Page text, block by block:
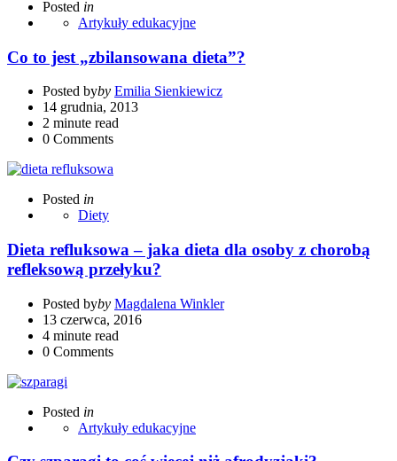
Posted in
Artykuły edukacyjne
Co to jest „zbilansowana dieta”?
Posted byby Emilia Sienkiewicz
14 grudnia, 2013
2 minute read
0 Comments
Posted in
Diety
Dieta refluksowa – jaka dieta dla osoby z chorobą
refleksową przełyku?
Posted byby Magdalena Winkler
13 czerwca, 2016
4 minute read
0 Comments
Posted in
Artykuły edukacyjne